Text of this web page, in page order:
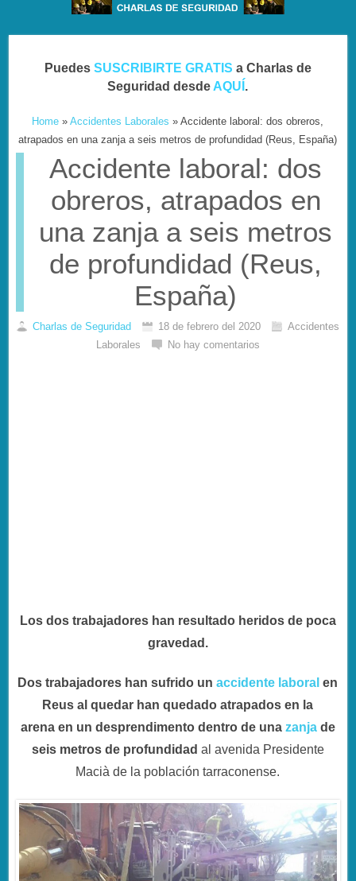
Puedes SUSCRIBIRTE GRATIS a Charlas de
Seguridad desde AQUÍ .
Home »Accidentes Laborales »Accidente laboral: dos obreros,
atrapados en una zanja a seis metros de profundidad (Reus, España)
Accidente laboral: dos
obreros, atrapados en
una zanja a seis metros
de profundidad (Reus,
España)
Charlas de Seguridad 18 de febrero del 2020
Accidentes
Laborales
No hay comentarios
Los dos trabajadores han resultado heridos de poca
gravedad.
Dos trabajadores han sufrido unaccidente laboral en
Reus al quedar han quedado atrapados en la
arena en un desprendimento dentro de una zanjade
seis metros de profundidad al avenida Presidente
Macià de la población tarraconense.